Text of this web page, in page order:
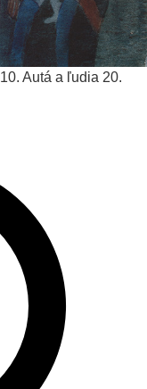
Autá a ľudia 20.